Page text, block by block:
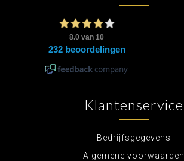
Klantenservice
Bedrijfsgegevens
Algemene voorwaarden